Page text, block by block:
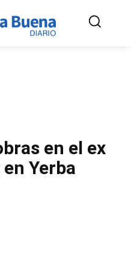
en el ex
Yerba